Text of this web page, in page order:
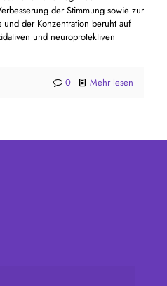
der Stimmung sowie zur
und der Konzentration beruht auf
und neuroprotektiven
0 Mehr lesen